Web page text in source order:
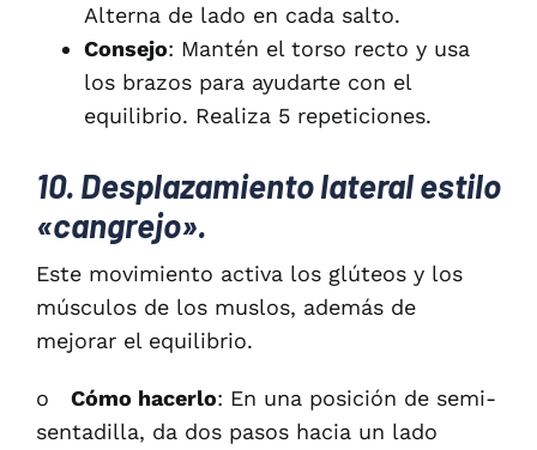
Alterna de lado en cada salto.
Consejo: Mantén el torso recto y usa
los brazos para ayudarte con el
equilibrio. Realiza 5 repeticiones.
10. Desplazamiento lateral estilo
«cangrejo».
Este movimiento activa los glúteos y los
músculos de los muslos, además de
mejorar el equilibrio.
o Cómo hacerlo: En una posición de semi-
sentadilla, da dos pasos hacia un lado